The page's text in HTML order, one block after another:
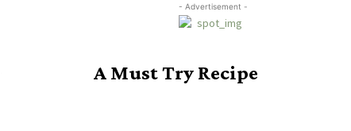
- Advertisement -
A Must Try Recipe